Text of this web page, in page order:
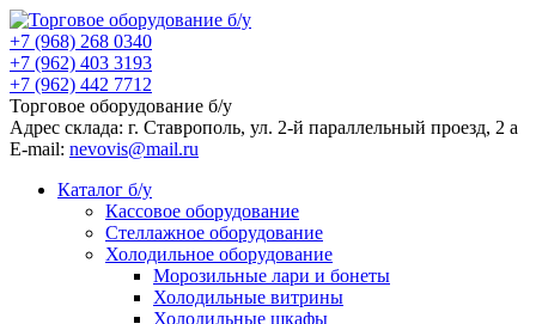
+7 (968) 268 0340
+7 (962) 403 3193
+7 (962) 442 7712
Торговое оборудование б/у
Адрес склада: г. Ставрополь, ул. 2-й параллельный проезд, 2 a
E-mail: nevovis@mail.ru
Каталог б/у
Кассовое оборудование
Стеллажное оборудование
Холодильное оборудование
Морозильные лари и бонеты
Холодильные витрины
Холодильные шкафы